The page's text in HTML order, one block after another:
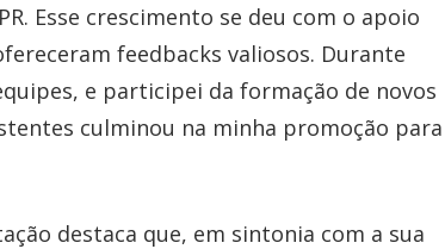
Esse crescimento se deu com o apoio
feedbacks valiosos. Durante
e participei da formação de novos
culminou na minha promoção para
destaca que, em sintonia com a sua